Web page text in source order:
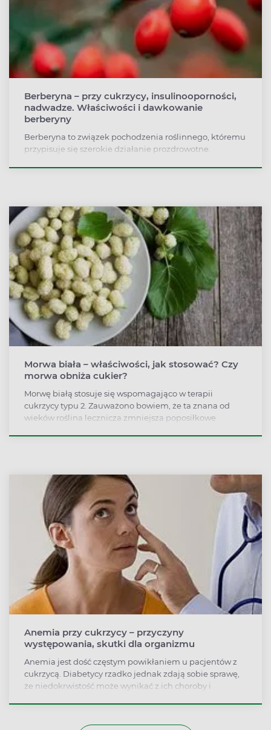
Berberyna – przy cukrzycy, insulinooporności,
nadwadze. Właściwości i dawkowanie
berberyny
Berberyna to związek pochodzenia roślinnego, któremu
przypisuje się szerokie działanie prozdrowotne.
skutecznie, jak metformina. Jakie jeszcze właściwości
ma berberyna? Kto i w jakich dawkach powinien ją
przyjmować?
Morwa biała – właściwości, jak stosować? Czy
morwa obniża cukier?
Morwę białą stosuje się wspomagająco w terapii
cukrzycy typu 2. Zauważono bowiem, że ta znana od
wieków roślina lecznicza zmniejsza poposiłkowe
Anemia przy cukrzycy – przyczyny
występowania, skutki dla organizmu
Anemia jest dość częstym powikłaniem u pacjentów z
cukrzycą. Diabetycy rzadko jednak zdają sobie sprawę,
że niedokrwistość może wynikać z ich choroby i